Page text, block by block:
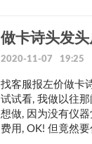
做卡诗头发
2020-11-07 19:25
找客服报左价做卡
试试看, 我做以往
想做, 因为没有仪
费用, OK! 但竟然